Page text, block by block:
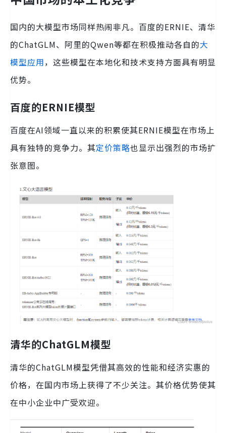
国内的大模型市场同样热闹非凡。百度的ERNIE、清华
的ChatGLM、阿里的Qwen等都在积极推动各自的大
模型应用，这些模型在本地化和技术支持方面具有明显
优势。
百度的ERNIE模型
百度在AI领域一直以来的积累使其ERNIE模型在市场上
具有独特的竞争力。其定价策略也显示出强烈的市场扩
张意图。
清华的ChatGLM模型
清华的ChatGLM模型凭借其高效的性能和经济实惠的
价格，在国内市场上获得了不少关注。其价格优势使其
在中小企业中广受欢迎。